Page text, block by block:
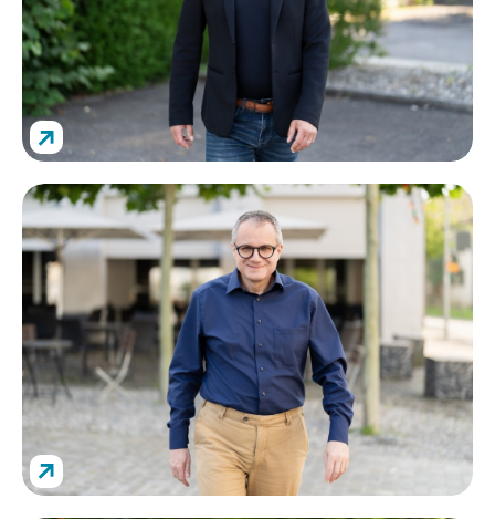
1’772 Betriebe
Alters- und Risikoleistungen
Andreas Gerster
↗
↗